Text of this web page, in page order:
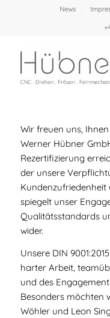
News
Wir freuen uns,
Werner Hübner
Rezertifizierung
der unsere
spiegelt unser
Qualitätsstandards
wider.
Unsere DIN
harter Arbeit,
und des
Besonders möchten
Wöhler und Leon